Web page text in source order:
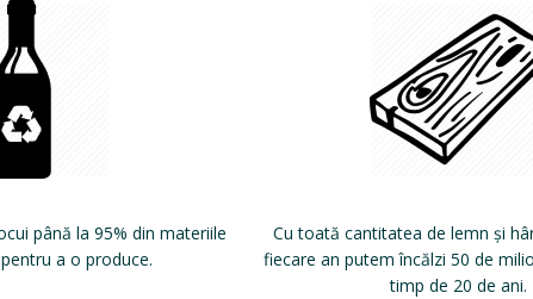
până la 95% din materiile
a o produce.
Cu toată cantitatea de lemn și
fiecare an putem încălzi 50 de
timp de 20 de ani.